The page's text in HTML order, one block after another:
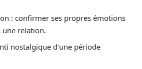
: confirmer ses propres émotions
une relation.
nostalgique d’une période